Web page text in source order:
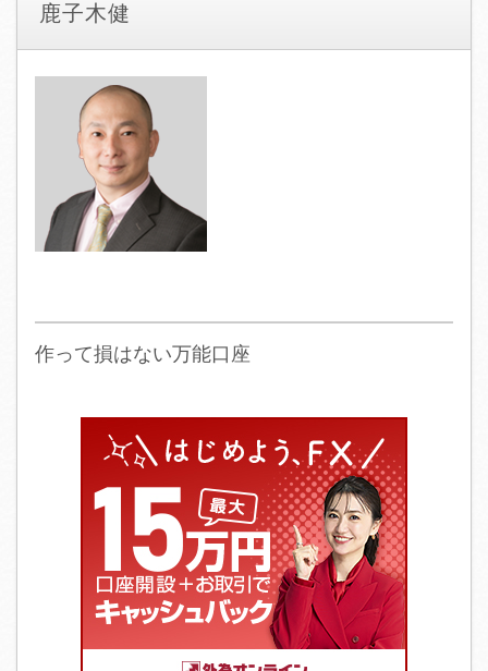
鹿子木健
作って損はない万能口座